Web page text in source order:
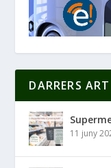
DARRERS
11 juny